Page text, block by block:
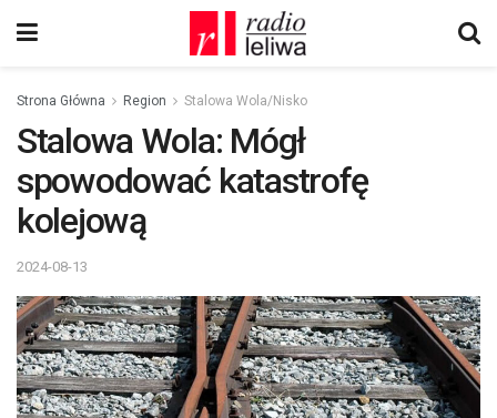
Strona Główna Region Stalowa Wola/Nisko
Stalowa Wola: Mógł
spowodować katastrofę
kolejową
2024-08-13